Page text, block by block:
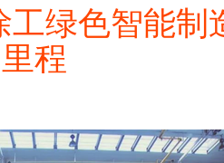
工绿色智能制
里程